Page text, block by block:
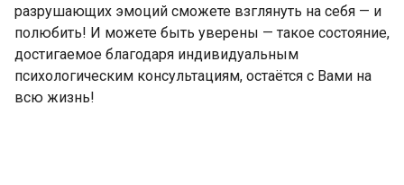
разрушающих эмоций сможете взглянуть на себя — и
полюбить! И можете быть уверены — такое состояние,
достигаемое благодаря индивидуальным
психологическим консультациям, остаётся с Вами на
всю жизнь!